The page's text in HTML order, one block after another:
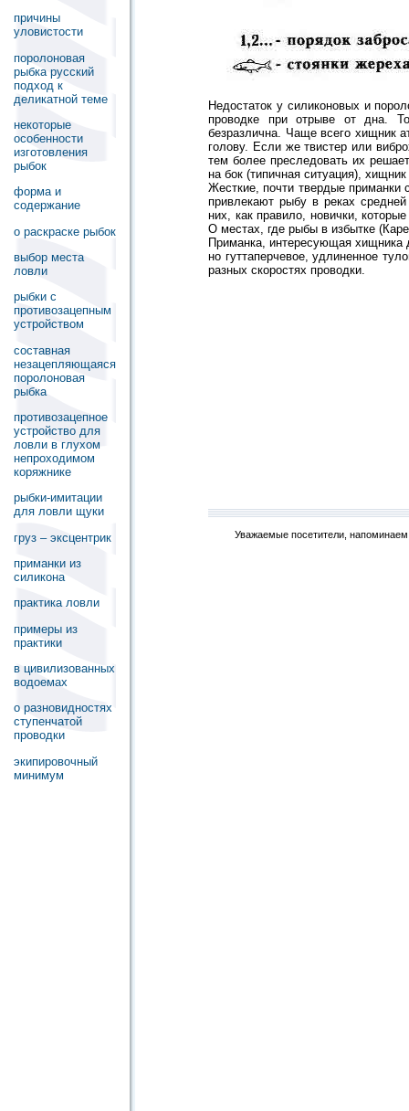
причины
уловистости
поролоновая
рыбка русский
подход к
деликатной теме
некоторые
особенности
изготовления
рыбок
форма и
содержание
о раскраске рыбок
выбор места
ловли
рыбки с
противозацепным
устройством
составная
незацепляющаяся
поролоновая
рыбка
противозацепное
устройство для
ловли в глухом
непроходимом
коряжнике
рыбки-имитации
для ловли щуки
груз – эксцентрик
приманки из
силикона
практика ловли
примеры из
практики
в цивилизованных
водоемах
о разновидностях
ступенчатой
проводки
экипировочный
минимум
Недостаток у силиконовых и
проводке при отрыве от дна.
безразлична. Чаще всего хищник
голову. Если же твистер или
тем более преследовать их
на бок (типичная ситуация),
Жесткие, почти твердые приманки
привлекают рыбу в реках
них, как правило, новички,
О местах, где рыбы в избытке
Приманка, интересующая хищника
но гуттаперчевое, удлиненное
разных скоростях проводки.
Уважаемые посетители,